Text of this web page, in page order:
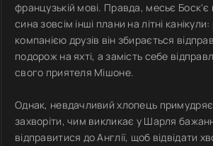
французькій мові. Правда, месьє
сина зовсім інші плани на літні
компанією друзів він збирається
подорож на яхті, а замість себе
свого приятеля Мішоне.
Однак, невдачливий хлопець
захворіти, чим викликає у Шарля
відправитися до Англії, щоб відвідати